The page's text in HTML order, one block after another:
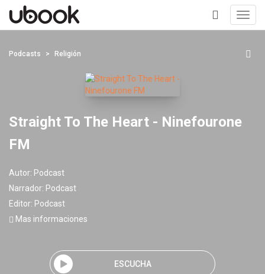
+
Podcasts Religión
Straight To The Heart - Ninefourone
FM
Autor: Podcast
Narrador: Podcast
Editor: Podcast
Mas informaciones
ESCUCHA